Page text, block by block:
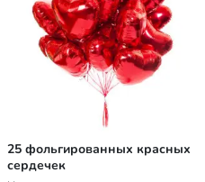
25 фольгированных красных
сердечек